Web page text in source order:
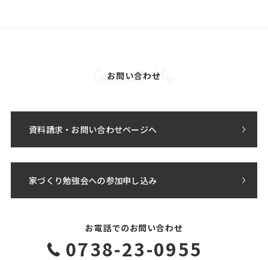
お問い合わせ
資料請求・お問い合わせページへ
家づくり勉強会への参加申し込み
お電話でのお問い合わせ
0738-23-0955